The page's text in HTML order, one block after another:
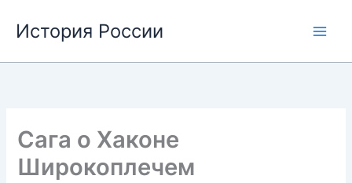
содержимому
История России
Сага о Хаконе
Широкоплечем